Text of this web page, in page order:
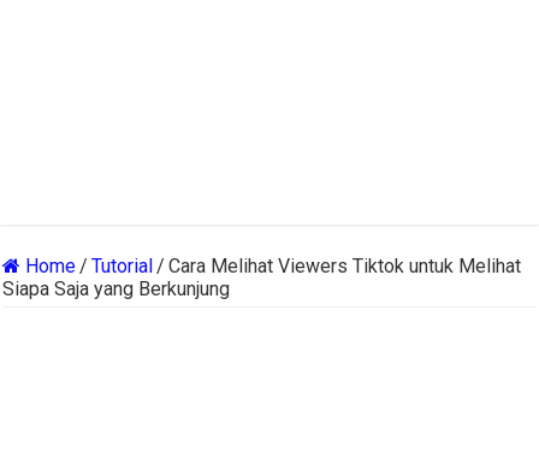
Home/ Tutorial/ Cara Melihat Viewers Tiktok untuk Melihat
Siapa Saja yang Berkunjung